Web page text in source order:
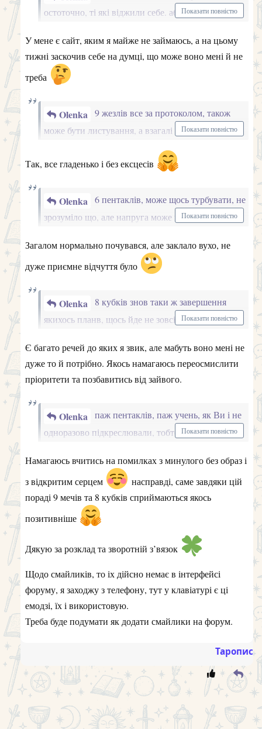
Так, все гладенько і без ексцесів
Olenka 6 пентаклів, може щось турбувати, не
зрозуміло що, але напруга може відчуватись
Показати повністю
дуже приємне відчуття було
8 кубків знов таки ж завершення
якихось планв, щось йде не зовсім тим шляхом,
Є багато речей до яких я звик, але мабуть воно мені не
дуже то й потрібно. Якось намагаюсь переосмислити
пріоритети та позбавитись від зайвого.
Olenka
паж пентаклів, паж учень, як Ви і не
подарує багато приємного.
Намагаюсь вчитись на помилках з минулого без образ і
з відкритим серцем
насправді, саме завдяки цій
пораді 9 мечів та 8 кубків сприймаються якось
позитивніше
Щодо смайликів, то іх дійсно немає в інтерфейсі
форуму, я заходжу з телефону, тут у клавіатурі є ці
Треба буде подумати як додати смайлики на форум.
Олексій 2 лют 2025 р.
Olenka
Ваш розклад
Карта 1 – Як будуть розвиватися важливі справи у
майбутній період
4 пентаклів Напевно важливі справи будуть
бережливого розпоряджатися ресурсами які у вас є.
Карта 2 – Якою буде домашня обстановка, спілкування
з близькими, коханою людиною